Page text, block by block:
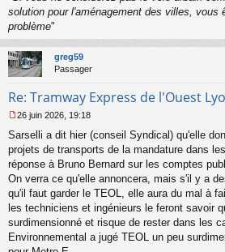
solution pour l'aménagement des villes, vous
problème"
greg59
Passager
Re: Tramway Express de l'Ouest
e
s
s
a
g
e
n
o
n
26 juin 2026, 19:18
Sarselli a dit hier (conseil Syndical) qu'elle
projets de transports de la mandature dans
réponse à Bruno Bernard sur les comptes
On verra ce qu'elle annoncera, mais s'il y a
qu'il faut garder le TEOL, elle aura du mal à
les techniciens et ingénieurs le feront savoir
surdimensionné et risque de rester dans les
Environnemental a jugé TEOL un peu